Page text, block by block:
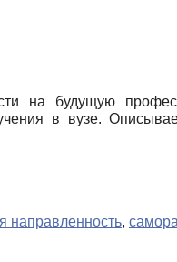
на будущую
в вузе.
направленность,